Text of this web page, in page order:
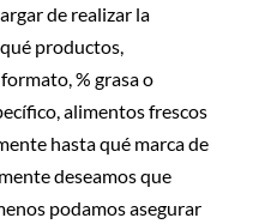
de realizar la
productos,
% grasa o
alimentos frescos
hasta qué marca de
deseamos que
podamos asegurar